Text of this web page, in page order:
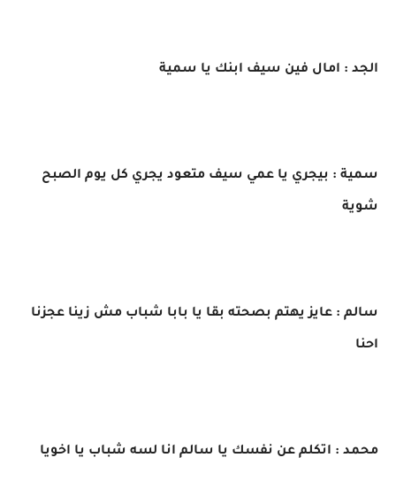
الجد : امال فين سيف ابنك يا سمية
سمية : بيجري يا عمي سيف متعود يجري كل يوم الصبح
شوية
سالم : عايز يهتم بصحته بقا يا بابا شباب مش زينا عجزنا
احنا
محمد : اتكلم عن نفسك يا سالم انا لسه شباب يا اخويا